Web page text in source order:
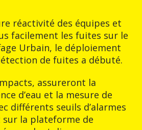
réactivité des équipes et
facilement les fuites sur le
Urbain, le déploiement
de fuites a débuté.
assureront la
d’eau et la mesure de
différents seuils d’alarmes
la plateforme de